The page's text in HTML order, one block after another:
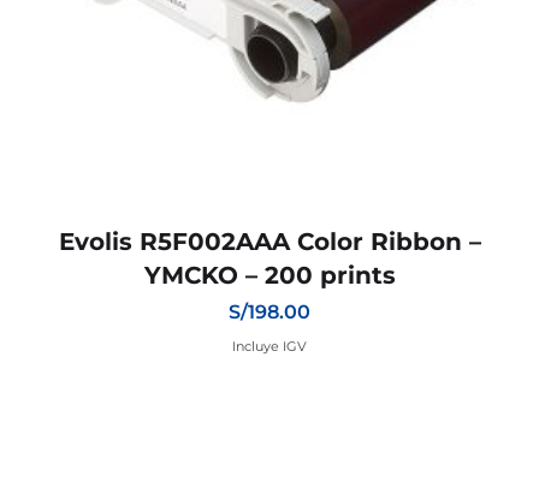
Evolis R5F002AAA Color Ribbon –
YMCKO – 200 prints
S/198.00